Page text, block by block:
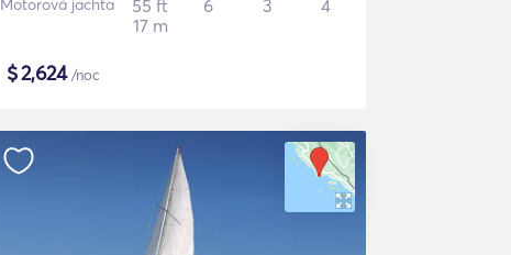
Motorová jachta
55 ft
17 m
6 3 4
$2,624/noc